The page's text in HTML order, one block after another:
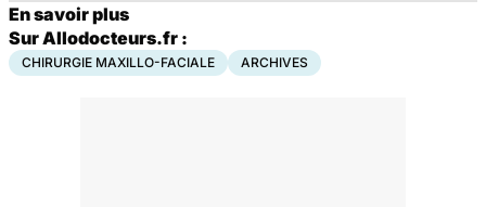
En savoir plus
Sur Allodocteurs.fr :
CHIRURGIE MAXILLO-FACIALE ARCHIVES